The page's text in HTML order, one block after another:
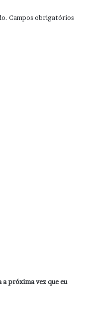
Campos obrigatórios
a próxima vez que eu